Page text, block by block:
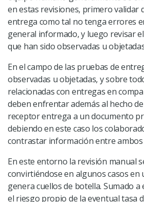
en estas revisiones, primero validar
entrega como tal no tenga errores
general informado, y luego revisar
que han sido observadas u
En el campo de las pruebas de
observadas u objetadas, y sobre
relacionadas con entregas en
deben enfrentar además al hecho
receptor entrega a un documento
debiendo en este caso los
contrastar información entre
En este entorno la revisión manual
convirtiéndose en algunos casos en
genera cuellos de botella. Sumado a
el riesgo propio de la eventual tasa